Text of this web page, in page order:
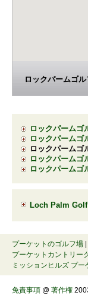
ロックパームゴ
ロックパームゴ
ロックパームゴ
ロックパームゴ
ロックパームゴ
ロックパームゴ
Loch Palm
プーケットのゴルフ場
プーケットカントリー
ミッションヒルズ プー
免責事項 @ 著作権